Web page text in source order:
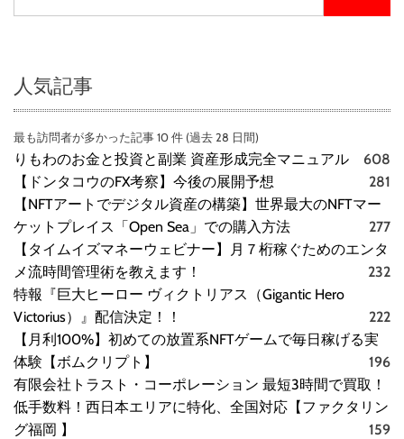
コ
ト
と
デ
メ
リ
ッ
ト
徹
説
】
人気記事
最も訪問者が多かった記事 10 件 (過去 28 日間)
りもわのお金と投資と副業 資産形成完全マニュアル
608
【ドンタコウのFX考察】今後の展開予想
281
【NFTアートでデジタル資産の構築】世界最大のNFTマー
ケットプレイス「Open Sea」での購入方法
277
【タイムイズマネーウェビナー】月７桁稼ぐためのエンタ
メ流時間管理術を教えます！
232
特報『巨大ヒーロー ヴィクトリアス（Gigantic Hero
Victorius）』配信決定！！
222
【月利100%】初めての放置系NFTゲームで毎日稼げる実
体験【ボムクリプト】
196
有限会社トラスト・コーポレーション 最短3時間で買取！
低手数料！西日本エリアに特化、全国対応【ファクタリン
グ福岡 】
159